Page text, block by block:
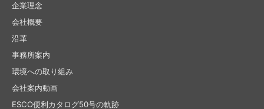
企業理念
会社概要
沿革
事務所案内
環境への取り組み
会社案内動画
ESCO便利カタログ50号の軌跡